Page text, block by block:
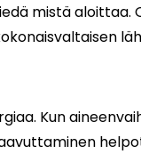
mistä aloittaa.
Kun